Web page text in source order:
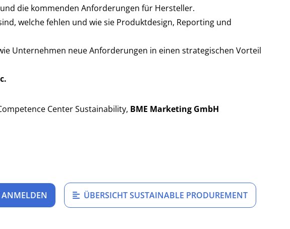
die kommenden Anforderungen für Hersteller.
welche fehlen und wie sie Produktdesign, Reporting und
Unternehmen neue Anforderungen in einen strategischen Vorteil
Center Sustainability, BME Marketing GmbH
ANMELDEN ÜBERSICHT SUSTAINABLE PRODUREMENT